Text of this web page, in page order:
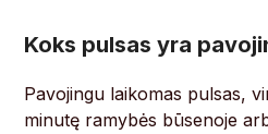
Koks pulsas yra
Pavojingu laikomas pulsas,
minutę ramybės būsenoje